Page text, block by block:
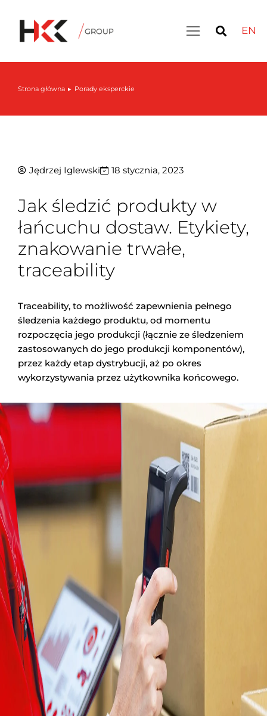
EN
Jesteś tutaj:
Strona główna Porady eksperckie
Jędrzej Iglewski 18 stycznia, 2023
Jak śledzić produkty w
łańcuchu dostaw. Etykiety,
znakowanie trwałe,
traceability
Traceability, to możliwość zapewnienia pełnego
śledzenia każdego produktu, od momentu
rozpoczęcia jego produkcji (łącznie ze śledzeniem
zastosowanych do jego produkcji komponentów),
przez każdy etap dystrybucji, aż po okres
wykorzystywania przez użytkownika końcowego.